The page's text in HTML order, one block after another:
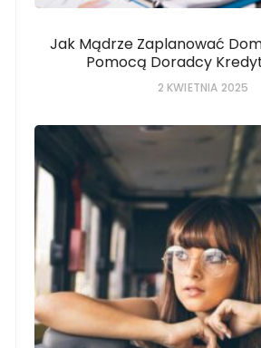
Jak Mądrze Zaplanować
Pomocą Doradcy
2 KWIETNIA 2025